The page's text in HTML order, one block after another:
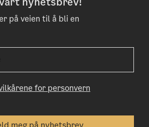
på veien til å bli en
for personvern